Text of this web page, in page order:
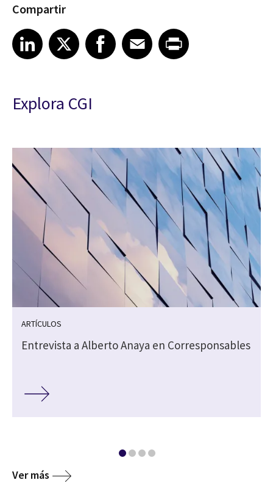
Compartir
Share article on LinkedIn
LinkedIn
Share article on XShare article on Facebook
Facebook
Share article on Email
EmailShare article on Print
Explora CGI
ARTÍCULOS
Entrevista a Alberto Anaya en Corresponsables
Ver más